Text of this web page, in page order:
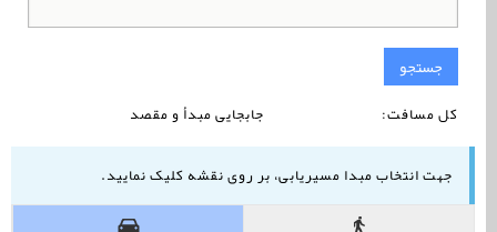
جستجو
کل مسافت: جابجایی مبدأ و مقصد
جهت انتخاب مبدا مسیریابی، بر روی نقشه کلیک نمایید.